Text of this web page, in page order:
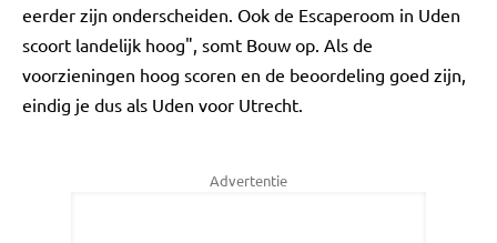
eerder zijn onderscheiden. Ook de Escaperoom in Uden
scoort landelijk hoog", somt Bouw op. Als de
voorzieningen hoog scoren en de beoordeling goed zijn,
eindig je dus als Uden voor Utrecht.
Advertentie